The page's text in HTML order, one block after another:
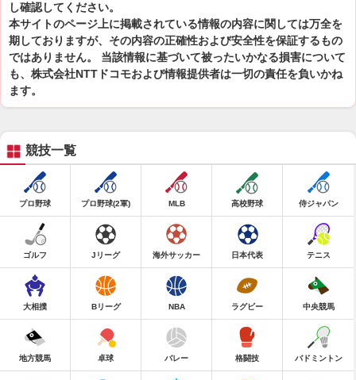
し確認してください。
本サイトのページ上に掲載されている情報の内容に関しては万全を
期しておりますが、その内容の正確性および安全性を保証するもの
ではありません。 当該情報に基づいて被ったいかなる損害について
も、株式会社NTTドコモおよび情報提供者は一切の責任を負いかね
ます。
競技一覧
プロ野球 プロ野球(2軍) MLB 高校野球 侍ジャパン
ゴルフ Jリーグ 海外サッカー 日本代表 テニス
大相撲 Bリーグ NBA ラグビー 中央競馬
地方競馬 卓球 バレー 格闘技 バドミントン